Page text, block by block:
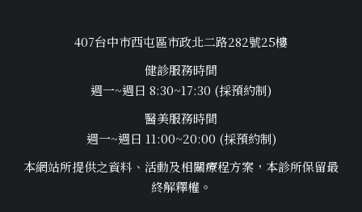
407台中市西屯區市政北二路282號25樓
健診服務時間
週一~週日 8:30~17:30 (採預約制)
醫美服務時間
週一~週日 11:00~20:00 (採預約制)
本網站所提供之資料、活動及相關療程方案，本診所保留最
終解釋權。